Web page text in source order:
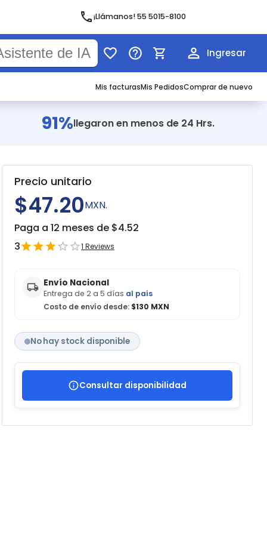
¡Llámanos! 55 5015-8100
Ingresar
Mis facturasMis PedidosComprar de nuevo
91%llegaron en menos de 24 Hrs.
Precio unitario
$47.20MXN.
Paga a 12 meses de $4.52
3
1 Reviews
Envío Nacional
Entrega de 2 a 5 días al país
Costo de envío desde:$130 MXN
No hay stock disponible
Consultar disponibilidad